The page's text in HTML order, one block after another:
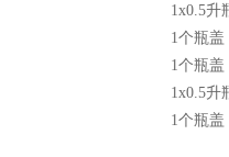
1x0.5升
1个瓶盖
1个瓶盖
1x0.5升
1个瓶盖